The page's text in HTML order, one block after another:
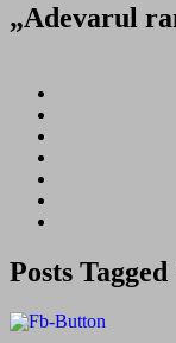
„Adevarul
Posts